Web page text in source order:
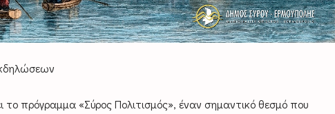
πρόγραμμα «Σύρος Πολιτισμός», έναν σημαντικό θεσμό που